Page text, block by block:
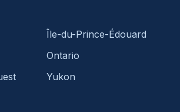
Île-du-Prince-Édouard
Ontario
Yukon